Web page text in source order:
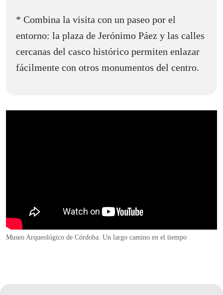
* Combina la visita con un paseo por el
entorno: la plaza de Jerónimo Páez y las calles
cercanas del casco histórico permiten enlazar
fácilmente con otros monumentos del centro.
Museo Arqueológico de Córdoba. Un largo camino en el tiempo